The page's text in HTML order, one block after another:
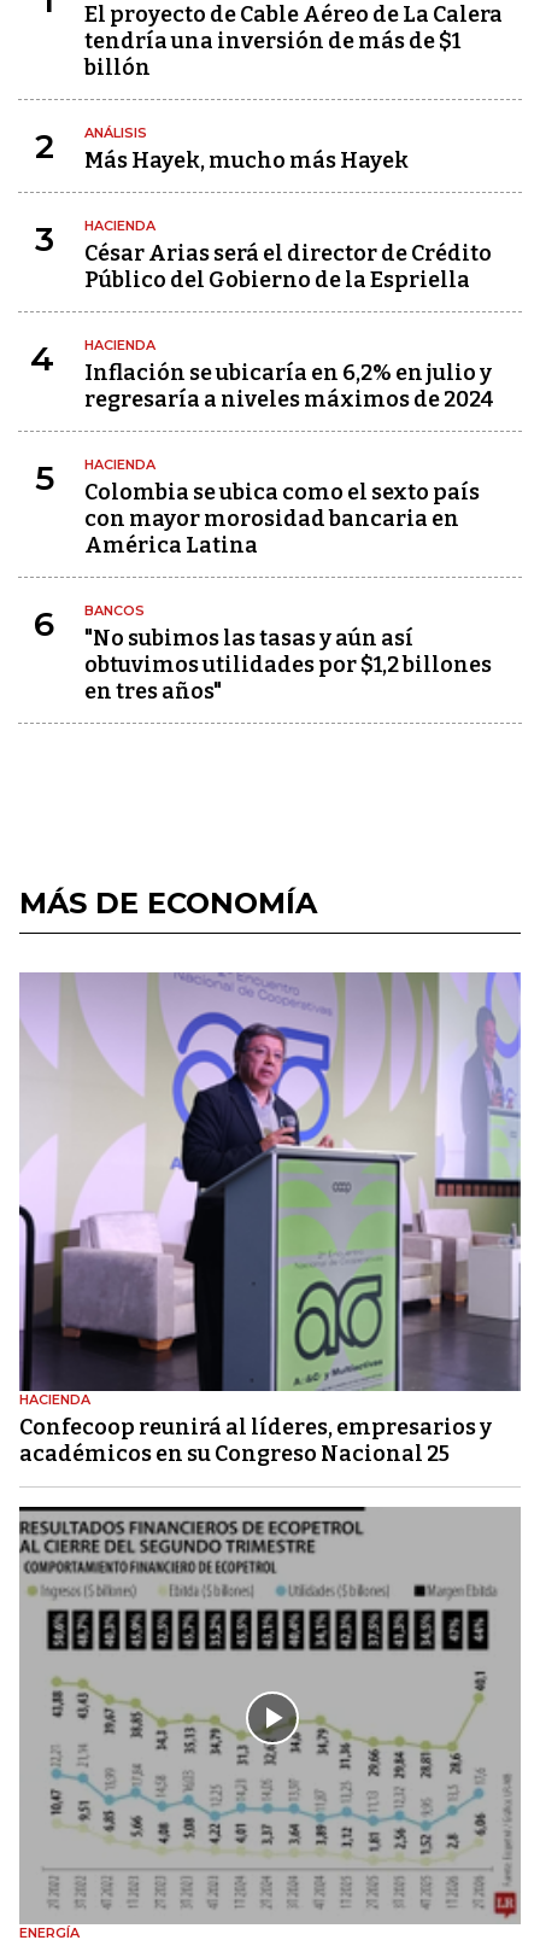
El proyecto de Cable Aéreo de La Calera
tendría una inversión de más de $1
billón
2 ANÁLISIS
Más Hayek, mucho más Hayek
3 HACIENDA
César Arias será el director de Crédito
Público del Gobierno de la Espriella
4 HACIENDA
Inflación se ubicaría en 6,2% en julio y
regresaría a niveles máximos de 2024
5 HACIENDA
Colombia se ubica como el sexto país
con mayor morosidad bancaria en
América Latina
6 BANCOS
"No subimos las tasas y aún así
obtuvimos utilidades por $1,2 billones
en tres años"
MÁS DE ECONOMÍA
HACIENDA
Confecoop reunirá al líderes, empresarios y
académicos en su Congreso Nacional 25
ENERGÍA